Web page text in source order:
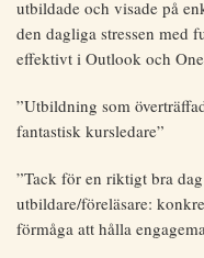
utbildade och visade på
den dagliga stressen med
effektivt i Outlook och
”Utbildning som
fantastisk kursledare”
”Tack för en riktigt bra
utbildare/föreläsare:
förmåga att hålla